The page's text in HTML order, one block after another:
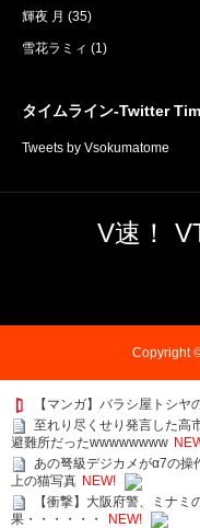
輝夜 月 (35)
雪花ラミィ (1)
タイムライン-Twitter
Tweets by Vsokumatome
V速！
Copyright
【マンガ】バラシ屋トシヤ
至れり尽くせり発言した高
避難所だったwwwwwwww
あの弩級デジカメがα7の操
上の猫写真 NEW!
【衝撃】大阪府警、ミナミ
果・・・・・・
NEW!